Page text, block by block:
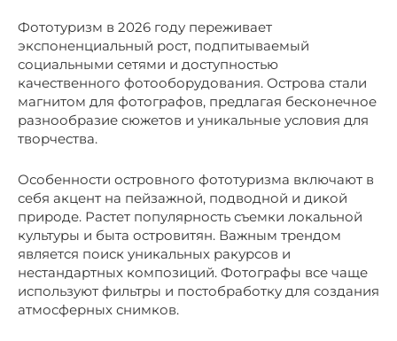
Фототуризм в 2026 году переживает
экспоненциальный рост, подпитываемый
социальными сетями и доступностью
качественного фотооборудования. Острова стали
магнитом для фотографов, предлагая бесконечное
разнообразие сюжетов и уникальные условия для
творчества.
Особенности островного фототуризма включают в
себя акцент на пейзажной, подводной и дикой
природе. Растет популярность съемки локальной
культуры и быта островитян. Важным трендом
является поиск уникальных ракурсов и
нестандартных композиций. Фотографы все чаще
используют фильтры и постобработку для создания
атмосферных снимков.